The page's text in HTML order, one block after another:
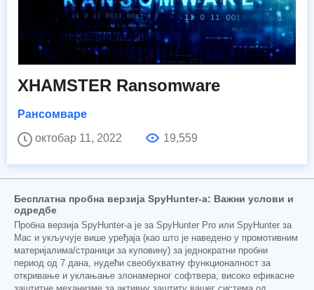
XHAMSTER Ransomware
Рансомваре
октобар 11, 2022
19,559
Бесплатна пробна верзија SpyHunter-а: Важни услови и
одредбе
Пробна верзија SpyHunter-а је за SpyHunter Pro или SpyHunter за
Mac и укључује више уређаја (као што је наведено у промотивним
материјалима/страници за куповину) за једнократни пробни
период од 7 дана, нудећи свеобухватну функционалност за
откривање и уклањање злонамерног софтвера, високо ефикасне